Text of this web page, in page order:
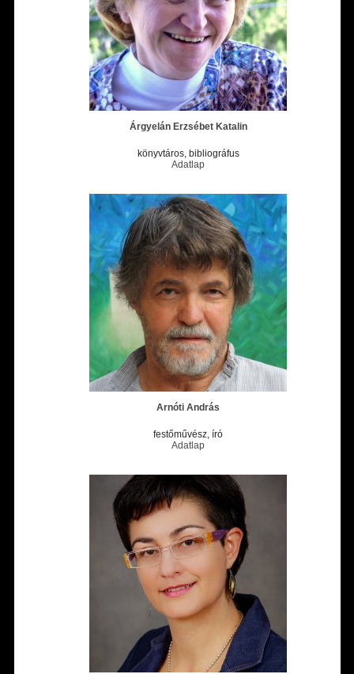
Árgyelán Erzsébet Katalin
könyvtáros, bibliográfus
Adatlap
Arnóti András
festőművész, író
Adatlap